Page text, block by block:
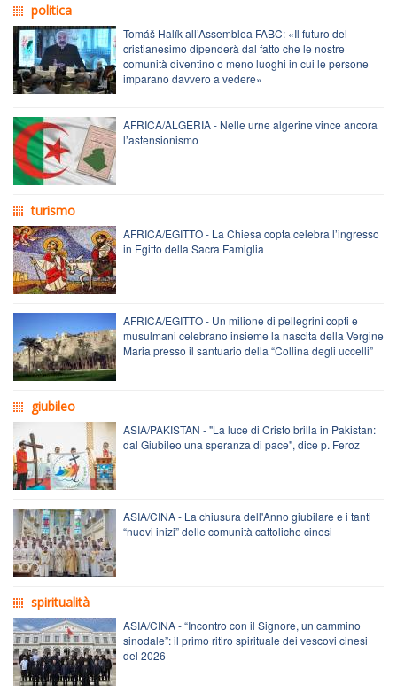
politica
Tomáš Halík all’Assemblea FABC: «Il futuro del
cristianesimo dipenderà dal fatto che le nostre
comunità diventino o meno luoghi in cui le persone
imparano davvero a vedere»
AFRICA/ALGERIA - Nelle urne algerine vince ancora
l’astensionismo
turismo
AFRICA/EGITTO - La Chiesa copta celebra l’ingresso
in Egitto della Sacra Famiglia
AFRICA/EGITTO - Un milione di pellegrini copti e
musulmani celebrano insieme la nascita della Vergine
Maria presso il santuario della “Collina degli uccelli”
giubileo
ASIA/PAKISTAN - "La luce di Cristo brilla in Pakistan:
dal Giubileo una speranza di pace", dice p. Feroz
ASIA/CINA - La chiusura dell'Anno giubilare e i tanti
“nuovi inizi” delle comunità cattoliche cinesi
spiritualità
ASIA/CINA - “Incontro con il Signore, un cammino
sinodale”: il primo ritiro spirituale dei vescovi cinesi
del 2026